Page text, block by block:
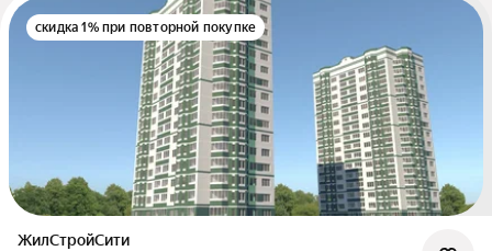
скидка 1% при повторной покупке
ЖилСтройСити